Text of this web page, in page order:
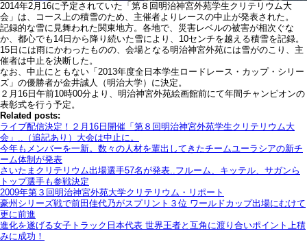
2014年2月16に予定されていた「第８回明治神宮外苑学生クリテリウム大
会」は、コース上の積雪のため、主催者よりレースの中止が発表された。
記録的な雪に見舞われた関東地方。各地で、災害レベルの被害が相次ぐな
か、都心でも14日から降り続いた雪により、10センチを越える積雪を記録。
15日には雨にかわったものの、会場となる明治神宮外苑には雪がのこり、主
催者は中止を決断した。
なお、中止にともない「2013年度全日本学生ロードレース・カップ・シリー
ズ」の優勝者が金井誠人（明治大学）に決定。
２月16日午前10時00分より、明治神宮外苑絵画館前にて年間チャンピオンの
表彰式を行う予定。
Related posts:
ライブ配信決定！２月16日開催「第８回明治神宮外苑学生クリテリウム大
会」..（追記あり）大会は中止に。
今年もメンバーを一新。数々の人材を輩出してきたチームユーラシアの新チ
ーム体制が発表
さいたまクリテリウム出場選手57名が発表..フルーム、キッテル、サガンら
トップ選手も参戦決定
2009年第３回明治神宮外苑大学クリテリウム・リポート
豪州シリーズ戦で前田佳代乃がスプリント３位 ワールドカップ出場にむけて
更に前進
進化を遂げる女子トラック日本代表 世界王者と互角に渡り合いポイント上積
みに成功！